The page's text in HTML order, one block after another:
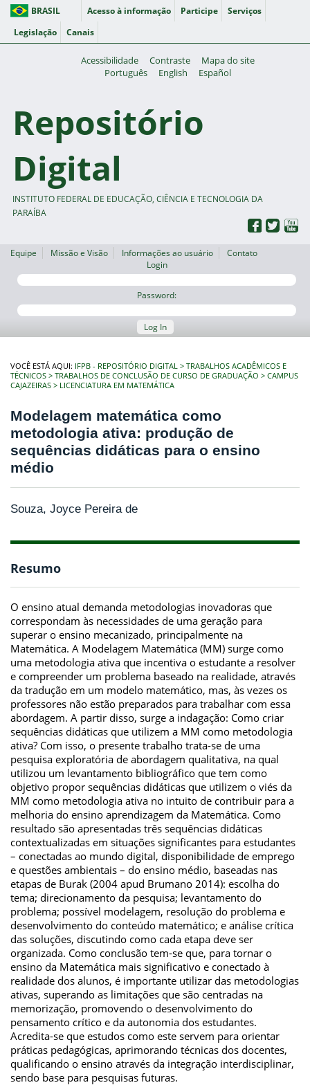
BRASIL Acesso à informação Participe
Serviços
Legislação
Canais
Acessibilidade Contraste
Mapa do site
Português
English Español
Repositório
Digital
INSTITUTO FEDERAL DE EDUCAÇÃO, CIÊNCIA E TECNOLOGIA DA
PARAÍBA
Equipe Missão e Visão Informações ao usuário
Contato
Login
Password:
Log In
VOCÊ ESTÁ AQUI: IFPB - REPOSITÓRIO DIGITAL
TRABALHOS ACADÊMICOS E
TÉCNICOS
TRABALHOS DE CONCLUSÃO DE CURSO DE GRADUAÇÃO
CAMPUS
CAJAZEIRAS
LICENCIATURA EM MATEMÁTICA
Modelagem matemática como
metodologia ativa: produção de
sequências didáticas para o ensino
médio
Souza, Joyce Pereira de
Resumo
O ensino atual demanda metodologias inovadoras que
correspondam às necessidades de uma geração para
superar o ensino mecanizado, principalmente na
Matemática. A Modelagem Matemática (MM) surge como
uma metodologia ativa que incentiva o estudante a resolver
e compreender um problema baseado na realidade, através
da tradução em um modelo matemático, mas, às vezes os
professores não estão preparados para trabalhar com essa
abordagem. A partir disso, surge a indagação: Como criar
sequências didáticas que utilizem a MM como metodologia
ativa? Com isso, o presente trabalho trata-se de uma
pesquisa exploratória de abordagem qualitativa, na qual
utilizou um levantamento bibliográfico que tem como
objetivo propor sequências didáticas que utilizem o viés da
MM como metodologia ativa no intuito de contribuir para a
melhoria do ensino aprendizagem da Matemática. Como
resultado são apresentadas três sequências didáticas
contextualizadas em situações significantes para estudantes
– conectadas ao mundo digital, disponibilidade de emprego
e questões ambientais – do ensino médio, baseadas nas
etapas de Burak (2004 apud Brumano 2014): escolha do
tema; direcionamento da pesquisa; levantamento do
problema; possível modelagem, resolução do problema e
desenvolvimento do conteúdo matemático; e análise crítica
das soluções, discutindo como cada etapa deve ser
organizada. Como conclusão tem-se que, para tornar o
ensino da Matemática mais significativo e conectado à
realidade dos alunos, é importante utilizar das metodologias
ativas, superando as limitações que são centradas na
memorização, promovendo o desenvolvimento do
pensamento crítico e da autonomia dos estudantes.
Acredita-se que estudos como este servem para orientar
práticas pedagógicas, aprimorando técnicas dos docentes,
qualificando o ensino através da integração interdisciplinar,
sendo base para pesquisas futuras.